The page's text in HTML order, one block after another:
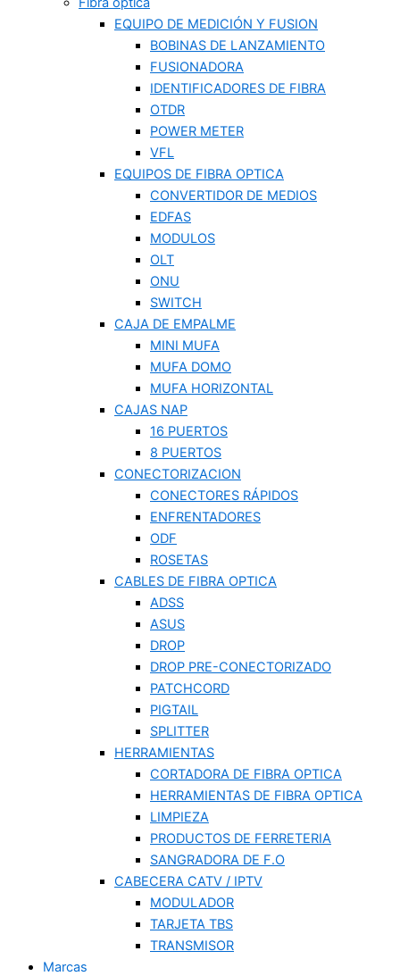
EQUIPO DE MEDICIÓN Y FUSION
BOBINAS DE LANZAMIENTO
FUSIONADORA
IDENTIFICADORES DE FIBRA
OTDR
POWER METER
VFL
EQUIPOS DE FIBRA OPTICA
CONVERTIDOR DE MEDIOS
EDFAS
MODULOS
OLT
ONU
SWITCH
CAJA DE EMPALME
MINI MUFA
MUFA DOMO
MUFA HORIZONTAL
CAJAS NAP
16 PUERTOS
8 PUERTOS
CONECTORIZACION
CONECTORES RÁPIDOS
ENFRENTADORES
ODF
ROSETAS
CABLES DE FIBRA OPTICA
ADSS
ASUS
DROP
DROP PRE-CONECTORIZADO
PATCHCORD
PIGTAIL
SPLITTER
HERRAMIENTAS
CORTADORA DE FIBRA OPTICA
HERRAMIENTAS DE FIBRA OPTICA
LIMPIEZA
PRODUCTOS DE FERRETERIA
SANGRADORA DE F.O
CABECERA CATV / IPTV
MODULADOR
TARJETA TBS
TRANSMISOR
Marcas